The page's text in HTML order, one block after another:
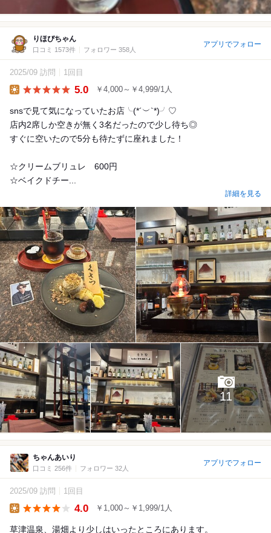
りほぴちゃん
口コミ 1573件 フォロワー 358人
アプリでフォロー
2025/09 訪問 1回目
5.0 ￥4,000～￥4,999/1人
snsで見て気になっていたお店╰(*´︶`*)╯♡
店内2席しか空きが無く3名だったので少し待ち◎
すぐに空いたので5分も待たずに座れました！
☆クリームブリュレ 600円
☆ベイクドチー...
詳細を見る
11
ちゃんあいり
口コミ 256件 フォロワー 32人
アプリでフォロー
2025/09 訪問 1回目
4.0 ￥1,000～￥1,999/1人
草津温泉、湯畑より少しはいったところにあります。